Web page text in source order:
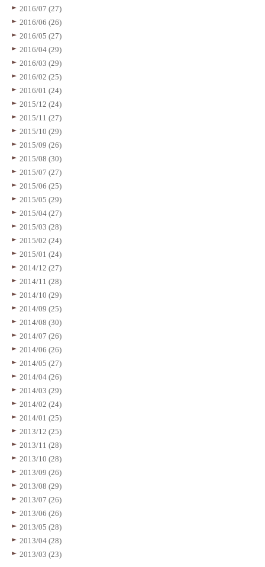
2016/07 (27)
2016/06 (26)
2016/05 (27)
2016/04 (29)
2016/03 (29)
2016/02 (25)
2016/01 (24)
2015/12 (24)
2015/11 (27)
2015/10 (29)
2015/09 (26)
2015/08 (30)
2015/07 (27)
2015/06 (25)
2015/05 (29)
2015/04 (27)
2015/03 (28)
2015/02 (24)
2015/01 (24)
2014/12 (27)
2014/11 (28)
2014/10 (29)
2014/09 (25)
2014/08 (30)
2014/07 (26)
2014/06 (26)
2014/05 (27)
2014/04 (26)
2014/03 (29)
2014/02 (24)
2014/01 (25)
2013/12 (25)
2013/11 (28)
2013/10 (28)
2013/09 (26)
2013/08 (29)
2013/07 (26)
2013/06 (26)
2013/05 (28)
2013/04 (28)
2013/03 (23)